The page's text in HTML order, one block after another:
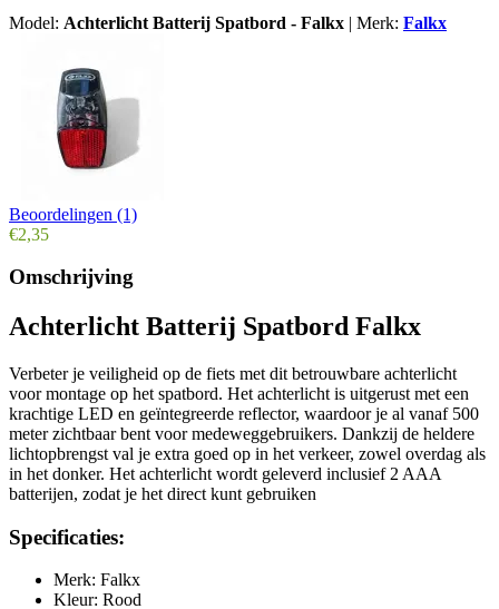
Model: Achterlicht Batterij Spatbord - Falkx | Merk: Falkx
Beoordelingen (1)
€2,35
Omschrijving
Achterlicht Batterij Spatbord Falkx
Verbeter je veiligheid op de fiets met dit betrouwbare achterlicht
voor montage op het spatbord. Het achterlicht is uitgerust met een
krachtige LED en geïntegreerde reflector, waardoor je al vanaf 500
meter zichtbaar bent voor medeweggebruikers. Dankzij de heldere
lichtopbrengst val je extra goed op in het verkeer, zowel overdag als
in het donker. Het achterlicht wordt geleverd inclusief 2 AAA
batterijen, zodat je het direct kunt gebruiken
Specificaties:
Merk: Falkx
Kleur: Rood